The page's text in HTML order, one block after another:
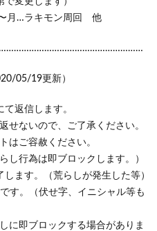
…ラキモン周回 他
05/19更新）
返信します。
ないので、ご了承ください。
ご容赦ください。
行為は即ブロックします。）
ます。（荒らしが発生した等）
す。（伏せ字、イニシャル等も
即ブロックする場合がありま